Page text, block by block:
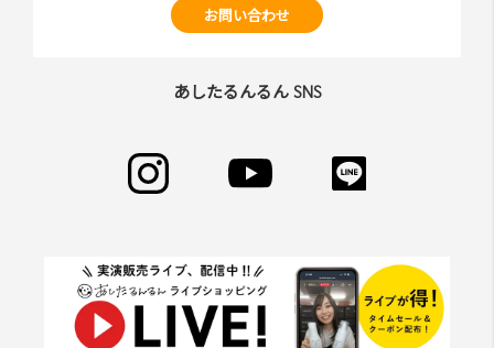
お問い合わせ
あしたるんるん SNS